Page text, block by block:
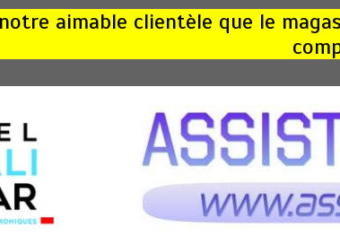
aimable clientèle que le